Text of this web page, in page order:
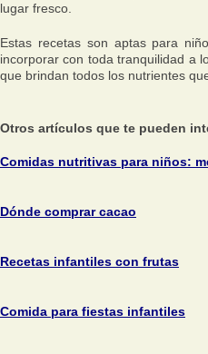
lugar fresco.
Estas recetas son aptas para
incorporar con toda tranquilidad a
que brindan todos los nutrientes
Otros artículos que te pueden
Comidas nutritivas para niños:
Dónde comprar cacao
Recetas infantiles con frutas
Comida para fiestas infantiles